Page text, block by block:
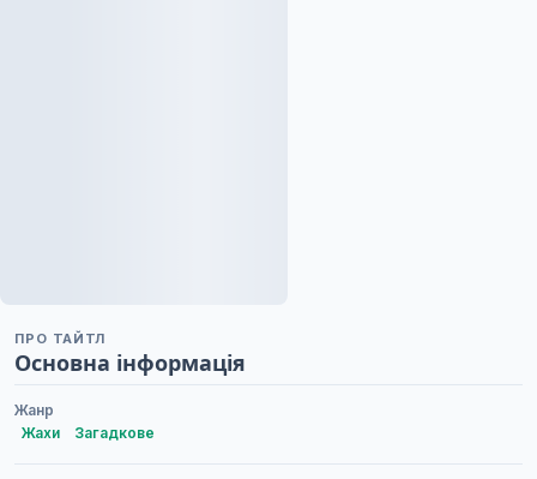
ПРО ТАЙТЛ
Основна інформація
Жанр
Жахи
Загадкове